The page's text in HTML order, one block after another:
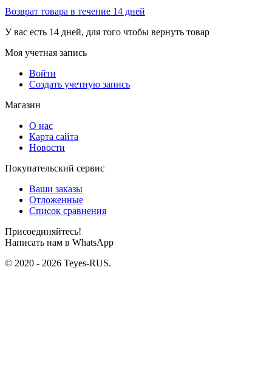
Возврат товара в течение 14 дней
У вас есть 14 дней, для того чтобы вернуть товар
Моя учетная запись
Войти
Создать учетную запись
Магазин
О нас
Карта сайта
Новости
Покупательский сервис
Ваши заказы
Отложенные
Список сравнения
Присоединяйтесь!
Написать нам в WhatsApp
© 2020 - 2026 Teyes-RUS.